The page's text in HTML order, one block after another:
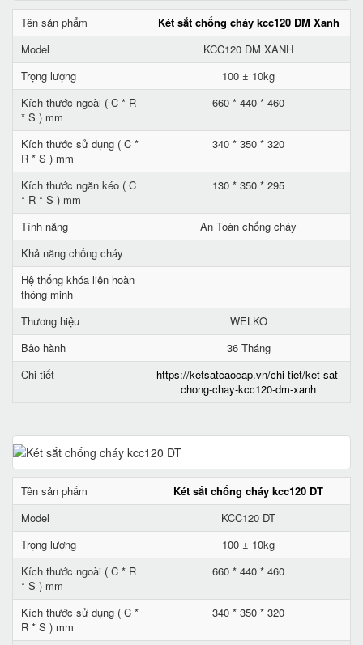
Tên sản phẩm
Két sắt chống cháy kcc120 DM Xanh
Model
KCC120 DM XANH
Trọng lượng
100 ± 10kg
Kích thước ngoài ( C * R
* S ) mm
660 * 440 * 460
Kích thước sử dụng ( C *
R * S ) mm
340 * 350 * 320
Kích thước ngăn kéo ( C
* R * S ) mm
130 * 350 * 295
Tính năng
An Toàn chống cháy
Khả năng chống cháy
Hệ thống khóa liên hoàn
thông minh
Thương hiệu
WELKO
Bảo hành
36 Tháng
Chi tiết
https://ketsatcaocap.vn/chi-tiet/ket-sat-
chong-chay-kcc120-dm-xanh
Tên sản phẩm
Két sắt chống cháy kcc120 DT
Model
KCC120 DT
Trọng lượng
100 ± 10kg
Kích thước ngoài ( C * R
* S ) mm
660 * 440 * 460
Kích thước sử dụng ( C *
R * S ) mm
340 * 350 * 320